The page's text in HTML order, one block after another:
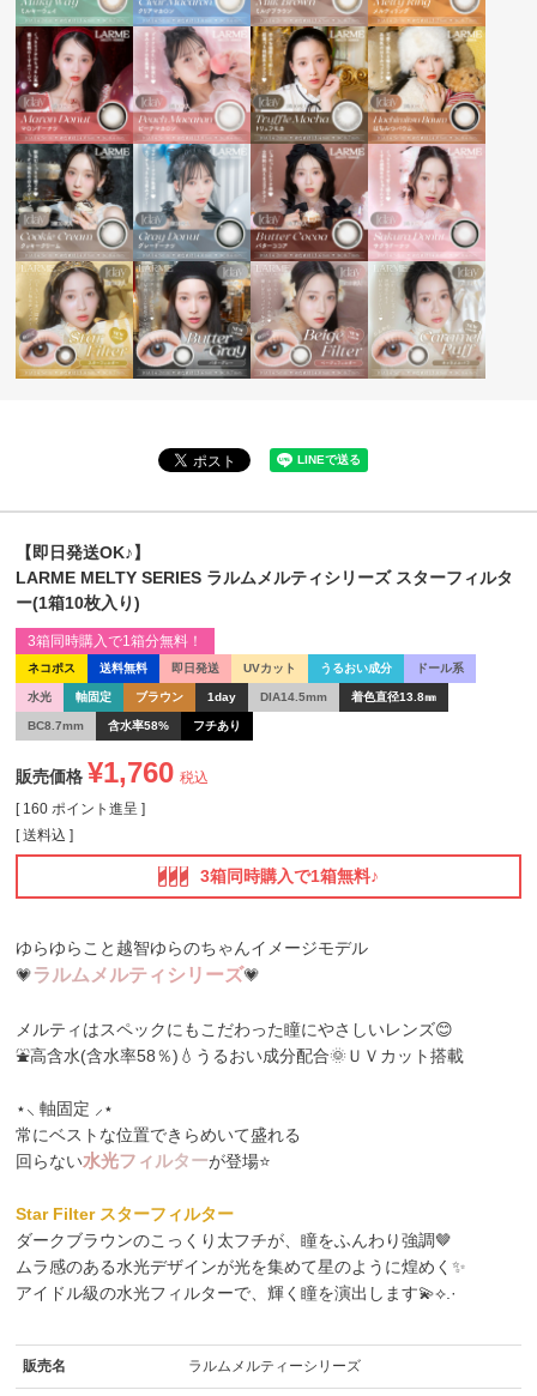
【即日発送OK♪】
LARME MELTY SERIES ラルムメルティシリーズ スターフィルタ
ー(1箱10枚入り)
ネコポス 送料無料 即日発送 UVカット うるおい成分 ドール系
水光 軸固定 ブラウン 1day DIA14.5mm 着色直径13.8㎜
BC8.7mm 含水率58% フチあり
3箱同時購入で1箱分無料！
販売価格 ¥1,760 税込
[ 160 ポイント進呈 ]
送料込
3箱同時購入で1箱無料♪
ゆらゆらこと越智ゆらのちゃんイメージモデル
💗ラ ルム メ ルティ シリ ーズ💗
メルティはスペックにもこだわった瞳にやさしいレンズ😊
⛲高含水(含水率58％)💧うるおい成分配合🌞ＵＶカット搭載
⋆⸜ 軸固定 ⸝⋆
常にベストな位置できらめいて盛れる
回らない水光フ ィ ルターが登場⭐️
Star Filter スターフィルター
ダークブラウンのこっくり太フチが、瞳をふんわり強調🤎
ムラ感のある水光デザインが光を集めて星のように煌めく✨
アイドル級の水光フィルターで、輝く瞳を演出します💫⟡.·
販売名 ラルムメルティーシリーズ